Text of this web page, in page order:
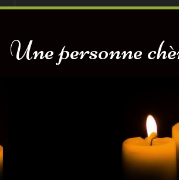
et Autres
Une personne